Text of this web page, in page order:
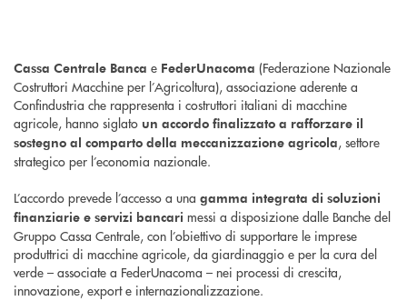
Cassa Centrale Banca e FederUnacoma (Federazione Nazionale
Costruttori Macchine per l’Agricoltura), associazione aderente a
Confindustria che rappresenta i costruttori italiani di macchine
agricole, hanno siglato un accordo finalizzato a rafforzare il
sostegno al comparto della meccanizzazione agricola, settore
strategico per l’economia nazionale.
L’accordo prevede l’accesso a una gamma integrata di soluzioni
finanziarie e servizi bancari messi a disposizione dalle Banche del
Gruppo Cassa Centrale, con l’obiettivo di supportare le imprese
produttrici di macchine agricole, da giardinaggio e per la cura del
verde – associate a FederUnacoma – nei processi di crescita,
innovazione, export e internazionalizzazione.